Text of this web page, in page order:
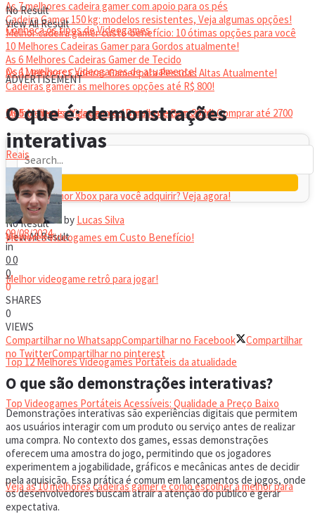
As 7 melhores cadeira gamer com apoio para os pés
Cadeira Gamer 150 kg: modelos resistentes, Veja algumas opções!
Melhor cadeira gamer custo-benefício: 10 ótimas opções para você
10 Melhores Cadeiras Gamer para Gordos atualmente!
As 6 Melhores Cadeiras Gamer de Tecido
As 6 Melhores Cadeiras Gamer para Pessoas Altas Atualmente!
Cadeiras gamer: as melhores opções até R$ 800!
Melhor headset gamer: os 10 melhores em 2024!
No Result
View All Result
Conheça os tipos de Videogames
Os 11 melhores Videogames de atualmente!
Os 5 Melhores Videogames Baratos e Bons para Comprar até 2700
Reais
Qual é o melhor Xbox para você adquirir? Veja agora!
Melhores Videogames em Custo Benefício!
Melhor videogame retrô para jogar!
VIDEOGAMES PORTÁTEIS
Top 12 Melhores Videogames Portáteis da atualidade
Top Videogames Portáteis Acessíveis: Qualidade a Preço Baixo
CADEIRA GAMER
Veja as 10 melhores cadeiras gamer e como escolher a melhor para
No Result
View All Result
ADVERTISEMENT
O que é: demonstrações
interativas
by Lucas Silva
09/08/2024
in
00
0
0
SHARES
0
VIEWS
Compartilhar no WhatsappCompartilhar no Facebook
Compartilhar
no TwitterCompartilhar no pinterest
O que são demonstrações interativas?
Demonstrações interativas são experiências digitais que permitem
aos usuários interagir com um produto ou serviço antes de realizar
uma compra. No contexto dos games, essas demonstrações
oferecem uma amostra do jogo, permitindo que os jogadores
experimentem a jogabilidade, gráficos e mecânicas antes de decidir
pela aquisição. Essa prática é comum em lançamentos de jogos, onde
os desenvolvedores buscam atrair a atenção do público e gerar
expectativa.